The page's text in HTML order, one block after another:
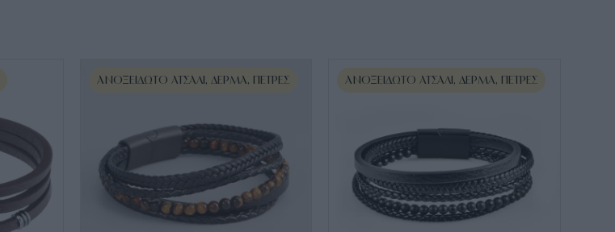
ΑΝΟΞΕΊΔΩΤΟ ΑΤΣΆΛΙ, ΔΈΡΜΑ, ΠΈΤΡΕΣ ΑΝΟΞΕΊΔΩΤΟ ΑΤΣΆΛΙ, ΔΈΡΜΑ, ΠΈΤΡΕΣ